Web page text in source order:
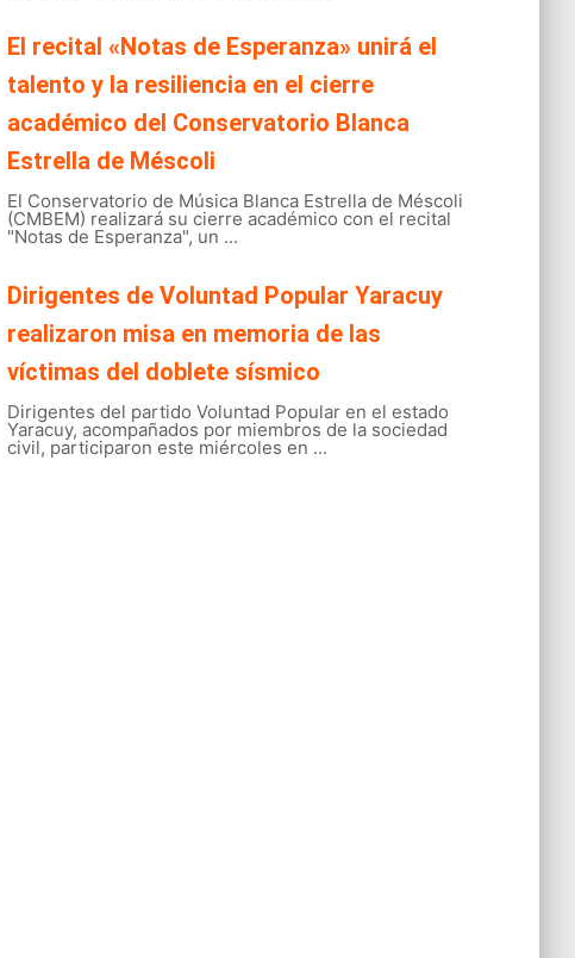
El recital «Notas de Esperanza» unirá el
talento y la resiliencia en el cierre
académico del Conservatorio Blanca
Estrella de Méscoli
El Conservatorio de Música Blanca Estrella de Méscoli
(CMBEM) realizará su cierre académico con el recital
"Notas de Esperanza", un ...
Dirigentes de Voluntad Popular Yaracuy
realizaron misa en memoria de las
víctimas del doblete sísmico
Dirigentes del partido Voluntad Popular en el estado
Yaracuy, acompañados por miembros de la sociedad
civil, participaron este miércoles en ...